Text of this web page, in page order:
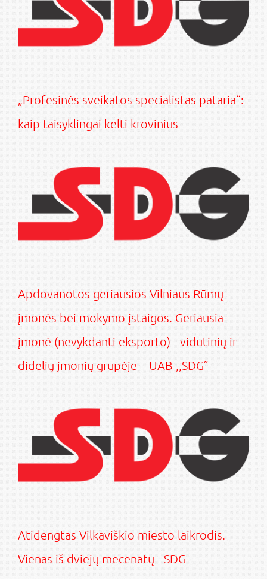
„Profesinės sveikatos specialistas pataria“:
kaip taisyklingai kelti krovinius
Apdovanotos geriausios Vilniaus Rūmų
įmonės bei mokymo įstaigos. Geriausia
įmonė (nevykdanti eksporto) - vidutinių ir
didelių įmonių grupėje – UAB ,,SDG”
Atidengtas Vilkaviškio miesto laikrodis.
Vienas iš dviejų mecenatų - SDG